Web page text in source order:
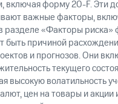
включая форму 20-F. Эти
важные факторы,
разделе «Факторы
быть причиной
и прогнозов. Они
текущего
высокую волатильность
цен на товары и акции